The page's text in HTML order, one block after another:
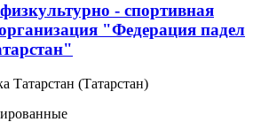
- спортивная
"Федерация падел
Татарстан (Татарстан)